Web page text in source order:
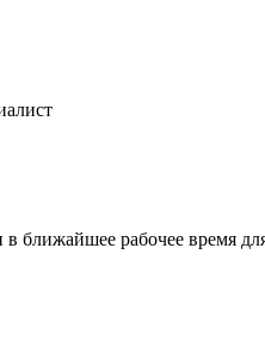
ближайшее рабочее время